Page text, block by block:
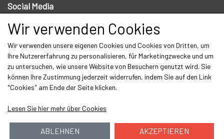
Social Media
Get our newsletter via email
Abonnieren
Wir verwenden Cookies
Wir verwenden unsere eigenen Cookies und Cookies von Dritten, um
Ihre Nutzererfahrung zu personalisieren, für Marketingzwecke und um
zu untersuchen, wie unsere Website von Besuchern genutzt wird. Sie
können Ihre Zustimmung jederzeit widerrufen, indem Sie auf den Link
"Cookies" am Ende der Seite klicken.
Lesen Sie hier mehr über Cookies
ABLEHNEN AKZEPTIEREN